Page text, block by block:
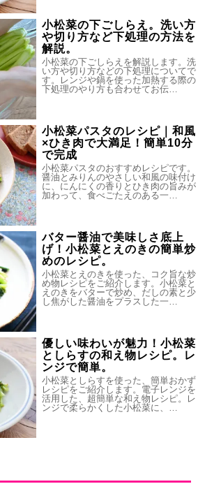
小松菜の下ごしらえ。洗い方
や切り方など下処理の方法を
解説。
小松菜の下ごしらえを解説します。洗
い方や切り方などの下処理についてで
す。レンジや鍋を使った加熱する際の
下処理のやり方も合わせてお伝…
小松菜パスタのレシピ｜和風
×ひき肉で大満足！簡単10分
で完成
小松菜パスタのおすすめレシピです。
醤油とみりんのやさしい和風の味付け
に、にんにくの香りとひき肉の旨みが
加わって、食べごたえのある一…
バター醤油で美味しさ底上
げ！小松菜とえのきの簡単炒
めのレシピ。
小松菜とえのきを使った、コク旨な炒
め物レシピをご紹介します。小松菜と
えのきをバターで炒め、だしの素と少
し焦がした醤油をプラスした一…
優しい味わいが魅力！小松菜
としらすの和え物レシピ。レ
ンジで簡単。
小松菜としらすを使った、簡単おかず
レシピをご紹介します。電子レンジを
活用した、超簡単な和え物レシピ。レ
ンジで柔らかくした小松菜に、…